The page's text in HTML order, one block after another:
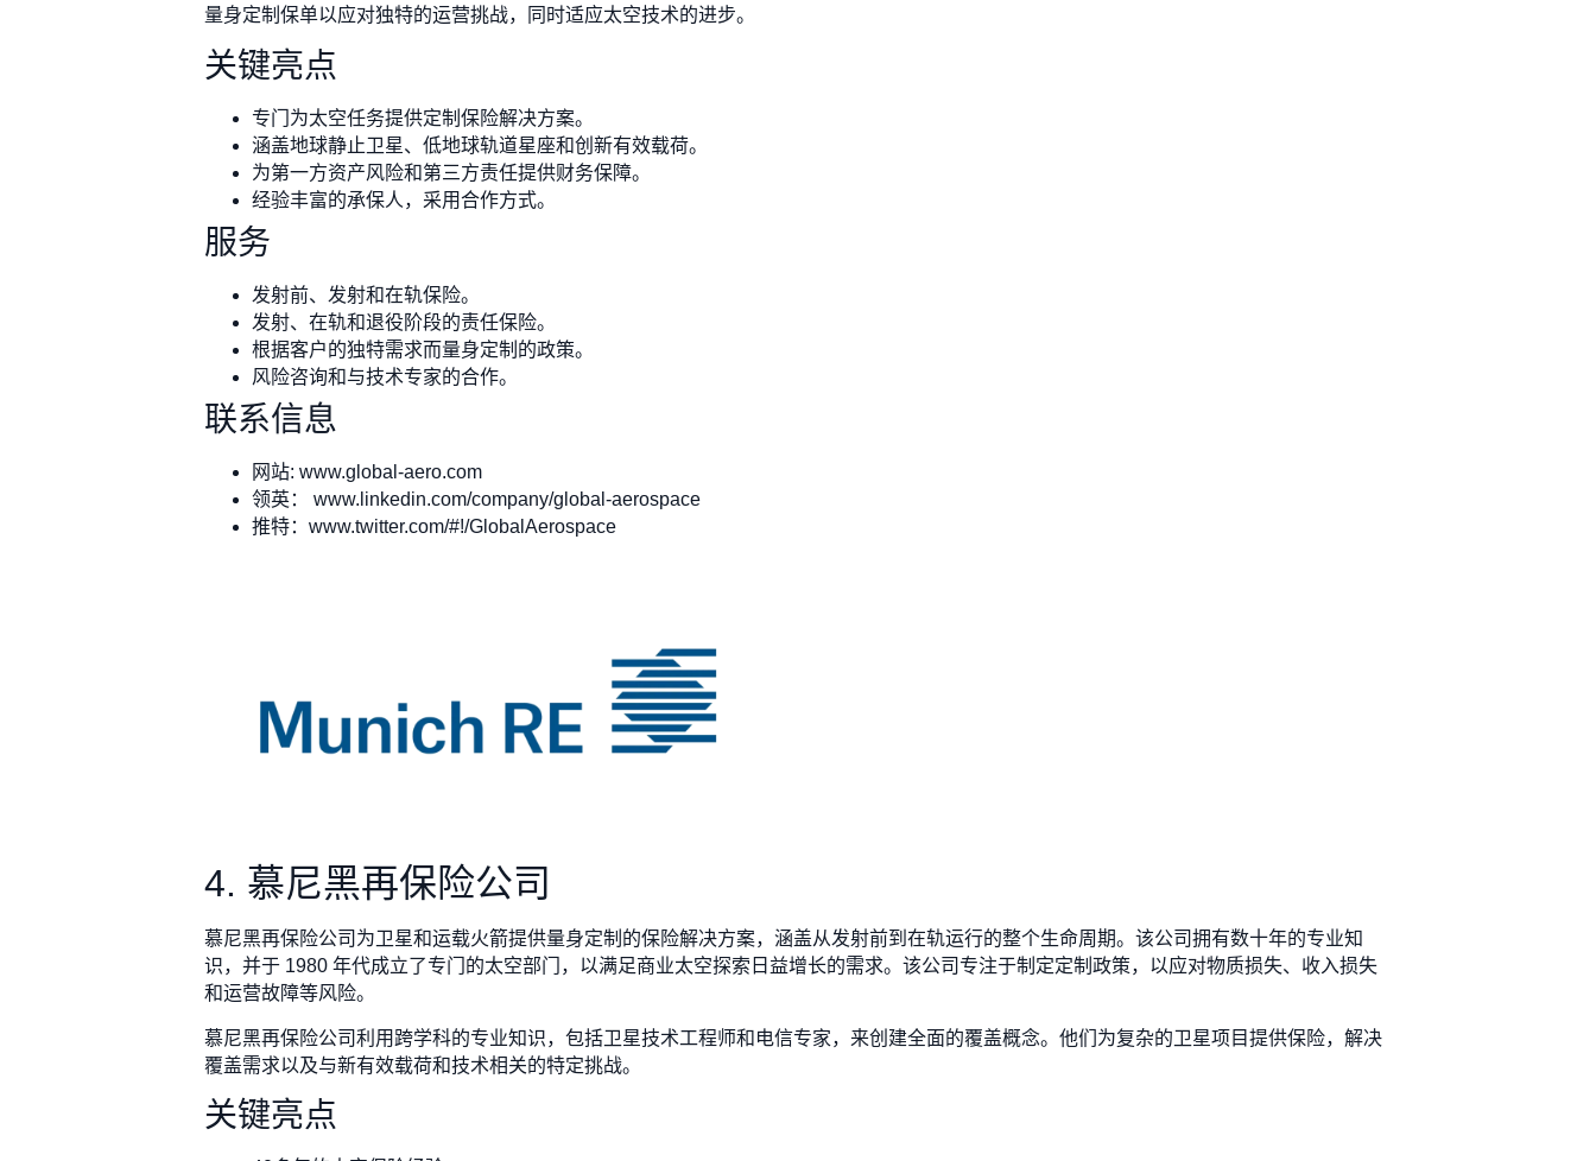
量身定制保单以应对独特的运营挑战，同时适应太空技术的进步。
关键亮点
专门为太空任务提供定制保险解决方案。
涵盖地球静止卫星、低地球轨道星座和创新有效载荷。
为第一方资产风险和第三方责任提供财务保障。
经验丰富的承保人，采用合作方式。
服务
发射前、发射和在轨保险。
发射、在轨和退役阶段的责任保险。
根据客户的独特需求而量身定制的政策。
风险咨询和与技术专家的合作。
联系信息
网站: www.global-aero.com
领英： www.linkedin.com/company/global-aerospace
推特：www.twitter.com/#!/GlobalAerospace
4. 慕尼黑再保险公司
慕尼黑再保险公司为卫星和运载火箭提供量身定制的保险解决方案，涵盖从发射前到在轨运行的整个生命周期。该公司拥有数十年的专业知
识，并于 1980 年代成立了专门的太空部门，以满足商业太空探索日益增长的需求。该公司专注于制定定制政策，以应对物质损失、收入损失
和运营故障等风险。
慕尼黑再保险公司利用跨学科的专业知识，包括卫星技术工程师和电信专家，来创建全面的覆盖概念。他们为复杂的卫星项目提供保险，解决
覆盖需求以及与新有效载荷和技术相关的特定挑战。
关键亮点